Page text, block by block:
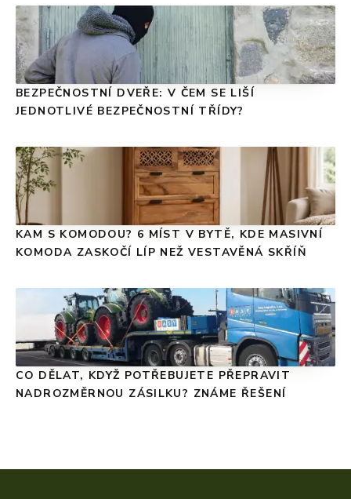
BEZPEČNOSTNÍ DVEŘE: V ČEM SE LIŠÍ
JEDNOTLIVÉ BEZPEČNOSTNÍ TŘÍDY?
KAM S KOMODOU? 6 MÍST V BYTĚ, KDE MASIVNÍ
KOMODA ZASKOČÍ LÍP NEŽ VESTAVĚNÁ SKŘÍŇ
CO DĚLAT, KDYŽ POTŘEBUJETE PŘEPRAVIT
NADROZMĚRNOU ZÁSILKU? ZNÁME ŘEŠENÍ